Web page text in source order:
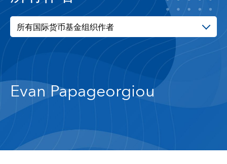
所有国际货币基金组织作者
Evan Papageorgiou